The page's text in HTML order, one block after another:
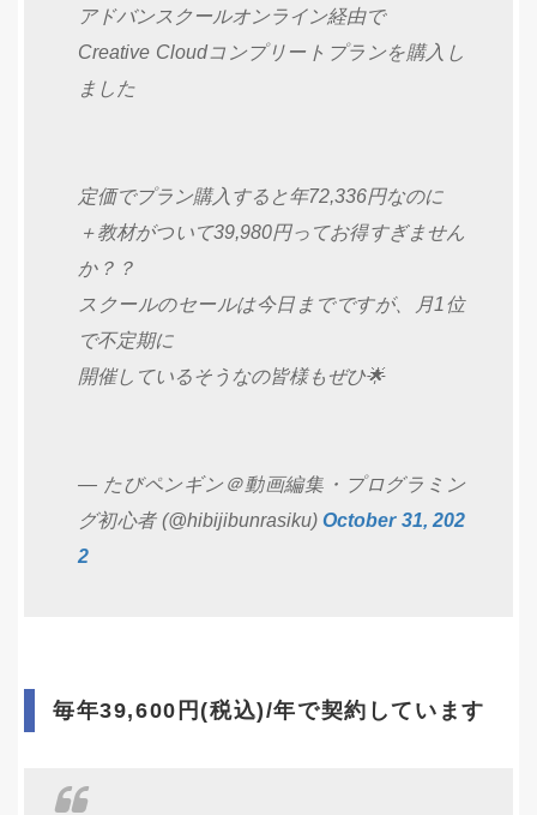
アドバンスクールオンライン経由で
Creative Cloudコンプリートプランを購入し
ました
定価でプラン購入すると年72,336円なのに
＋教材がついて39,980円ってお得すぎません
か？？
スクールのセールは今日までですが、月1位
で不定期に
開催しているそうなの皆様もぜひ🌟
— たびペンギン＠動画編集・プログラミン
グ初心者 (@hibijibunrasiku)October 31, 202
2
毎年39,600円(税込)/年で契約しています